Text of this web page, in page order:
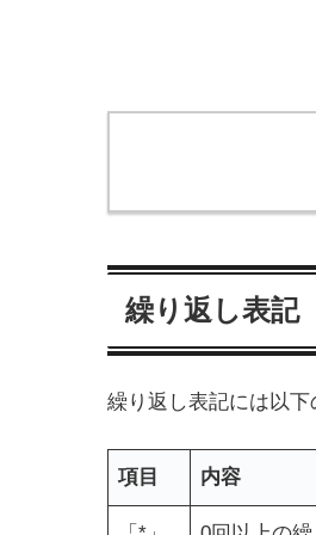
繰り返し表記
繰り返し表記には以下
項目 内容